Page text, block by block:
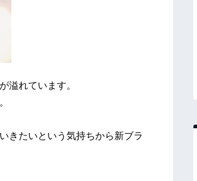
溢れています。
きたいという気持ちから新ブラ